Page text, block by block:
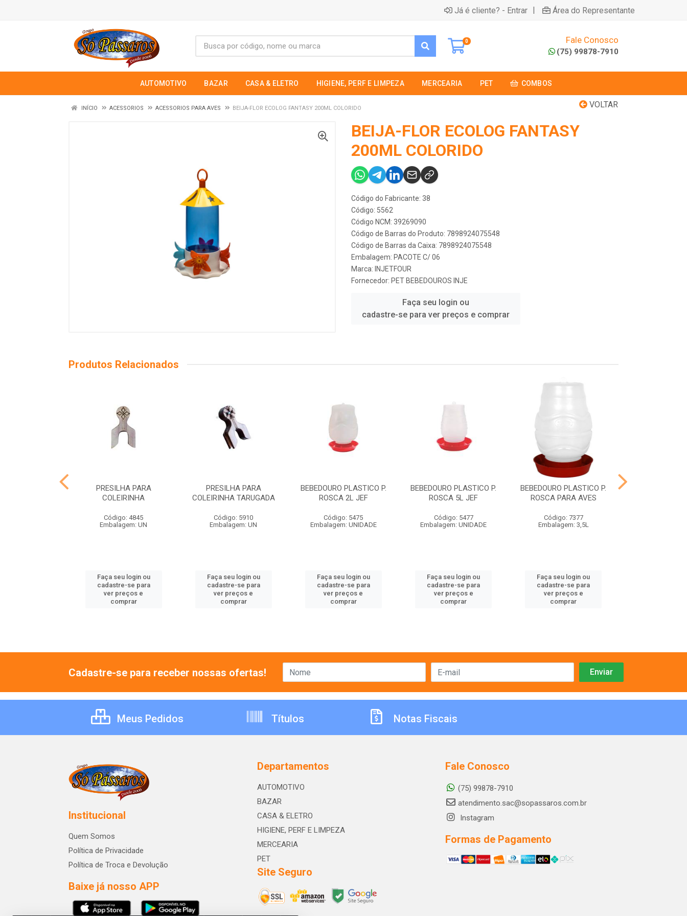
Já é cliente? - Entrar | Área do Representante
0 Fale Conosco
(75) 99878-7910
AUTOMOTIVO BAZAR CASA & ELETRO HIGIENE, PERF E LIMPEZA MERCEARIA PET COMBOS
VOLTAR
INÍCIO ACESSORIOS ACESSORIOS PARA AVES BEIJA-FLOR ECOLOG FANTASY 200ML COLORIDO
BEIJA-FLOR ECOLOG FANTASY
200ML COLORIDO
Código do Fabricante: 38
Código: 5562
Código NCM: 39269090
Código de Barras do Produto: 7898924075548
Código de Barras da Caixa: 7898924075548
Embalagem: PACOTE C/ 06
Marca: INJETFOUR
Fornecedor: PET BEBEDOUROS INJE
Faça seu login ou
cadastre-se para ver preços e comprar
Produtos Relacionados
PRESILHA PARA
COLEIRINHA
Código: 4845
Embalagem: UN
Faça seu login ou
cadastre-se para
ver preços e
comprar
PRESILHA PARA
COLEIRINHA TARUGADA
Código: 5910
Embalagem: UN
Faça seu login ou
cadastre-se para
ver preços e
comprar
BEBEDOURO PLASTICO P.
ROSCA 2L JEF
Código: 5475
Embalagem: UNIDADE
Faça seu login ou
cadastre-se para
ver preços e
comprar
BEBEDOURO PLASTICO P.
ROSCA 5L JEF
Código: 5477
Embalagem: UNIDADE
Faça seu login ou
cadastre-se para
ver preços e
comprar
BEBEDOURO PLASTICO P.
ROSCA PARA AVES
Código: 7377
Embalagem: 3,5L
Faça seu login ou
cadastre-se para
ver preços e
comprar
Cadastre-se para receber nossas ofertas!
Meus Pedidos Títulos Notas Fiscais
Institucional
Quem Somos
Política de Privacidade
Política de Troca e Devolução
Baixe já nosso APP
Departamentos
AUTOMOTIVO
BAZAR
CASA & ELETRO
HIGIENE, PERF E LIMPEZA
MERCEARIA
PET
Site Seguro
Fale Conosco
(75) 99878-7910
atendimento.sac@sopassaros.com.br
Instagram
Formas de Pagamento